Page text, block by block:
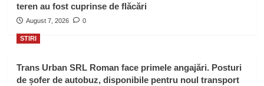
teren au fost cuprinse de flăcări
August 7, 2026 0
STIRI
Trans Urban SRL Roman face primele angajări. Posturi
de șofer de autobuz, disponibile pentru noul transport